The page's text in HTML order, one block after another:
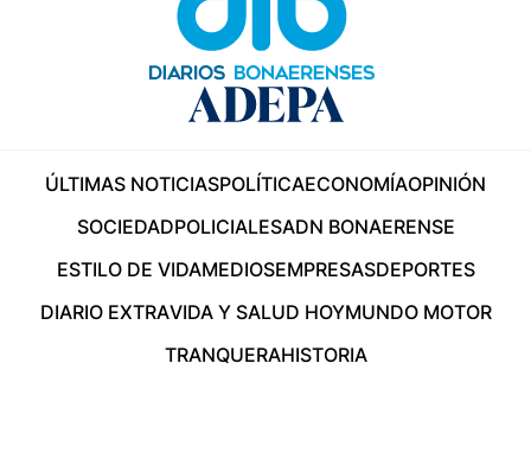
ÚLTIMAS NOTICIASPOLÍTICAECONOMÍAOPINIÓN
SOCIEDADPOLICIALESADN BONAERENSE
ESTILO DE VIDAMEDIOSEMPRESASDEPORTES
DIARIO EXTRAVIDA Y SALUD HOYMUNDO MOTOR
TRANQUERAHISTORIA